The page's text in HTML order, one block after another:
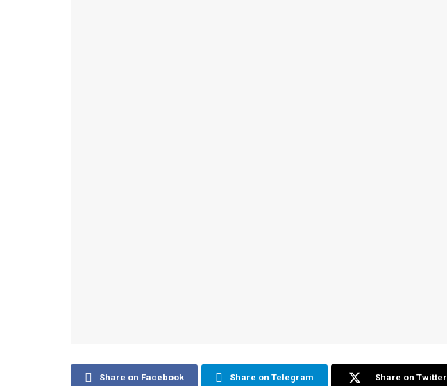
Share on Facebook Share on Telegram Share on Twitter